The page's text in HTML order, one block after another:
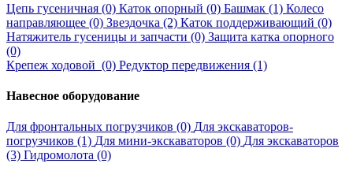
Цепь гусеничная (0) Каток опорный (0) Башмак (1) Колесо
направляющее (0) Звездочка (2) Каток поддерживающий (0)
Натяжитель гусеницы и запчасти (0) Защита катка опорного
(0)
Крепеж ходовой (0) Редуктор передвижения (1)
Навесное оборудование
Для фронтальных погрузчиков (0) Для экскаваторов-
погрузчиков (1) Для мини-экскаваторов (0) Для экскаваторов
(3) Гидромолота (0)